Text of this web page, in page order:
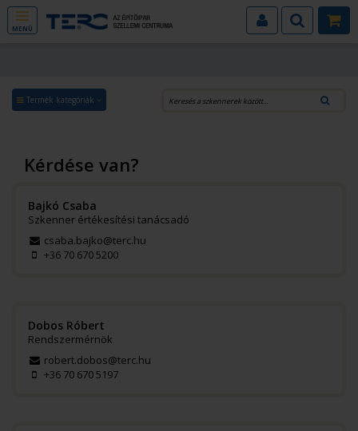
MENÜ
Termék kategóriák
Kérdése van?
Bajkó Csaba
Szkenner értékesítési tanácsadó
csaba.bajko@terc.hu
+36 70 670 5200
Dobos Róbert
Rendszermérnök
robert.dobos@terc.hu
+36 70 670 5197